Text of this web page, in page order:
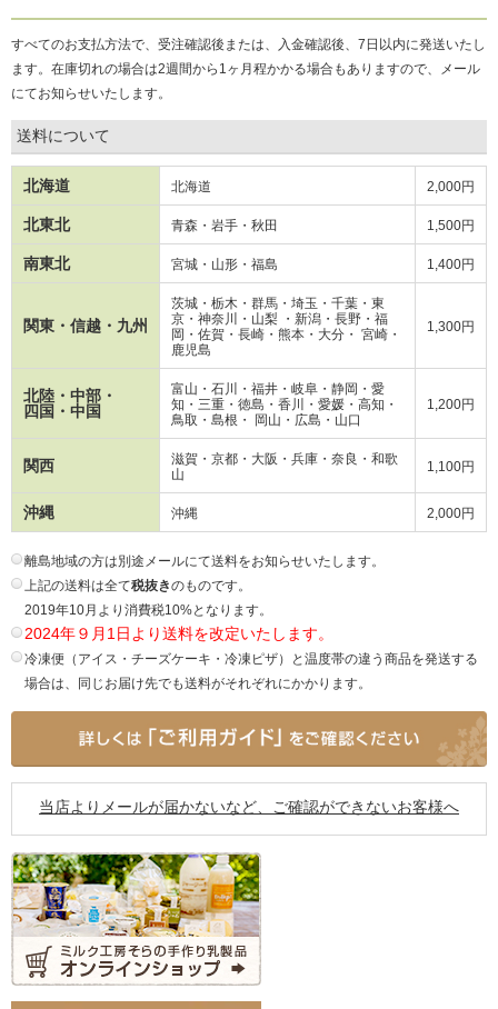
すべてのお支払方法で、受注確認後または、入金確認後、7日以内に発送いたし
ます。在庫切れの場合は2週間から1ヶ月程かかる場合もありますので、メール
にてお知らせいたします。
送料について
北海道 北海道 2,000円
北東北 青森・岩手・秋田 1,500円
南東北 宮城・山形・福島 1,400円
関東・信越・九州
茨城・栃木・群馬・埼玉・千葉・東
京・神奈川・山梨 ・新潟・長野・ 福
岡・ 佐賀・長崎・熊本・大分・ 宮崎・
鹿児島
1,300円
北陸・中部・
四国・中国
富山・石川・福井・岐阜・静岡・愛
知・三重・徳島・香川・愛媛・高知・
鳥取・島根・ 岡山・広島・山口
1,200円
関西
滋賀・京都・大阪・兵庫・奈良・和歌
山
1,100円
沖縄 沖縄 2,000円
離島地域の方は別途メールにて送料をお知らせいたします。
上記の送料は全て税抜きのものです。
2019年10月より消費税10%となります。
2024年９月1日より送料を改定いたします。
冷凍便（アイス・チーズケーキ・冷凍ピザ）と温度帯の違う商品を発送する
場合は、同じお届け先でも送料がそれぞれにかかります。
当店よりメールが届かないなど、ご確認ができないお客様へ